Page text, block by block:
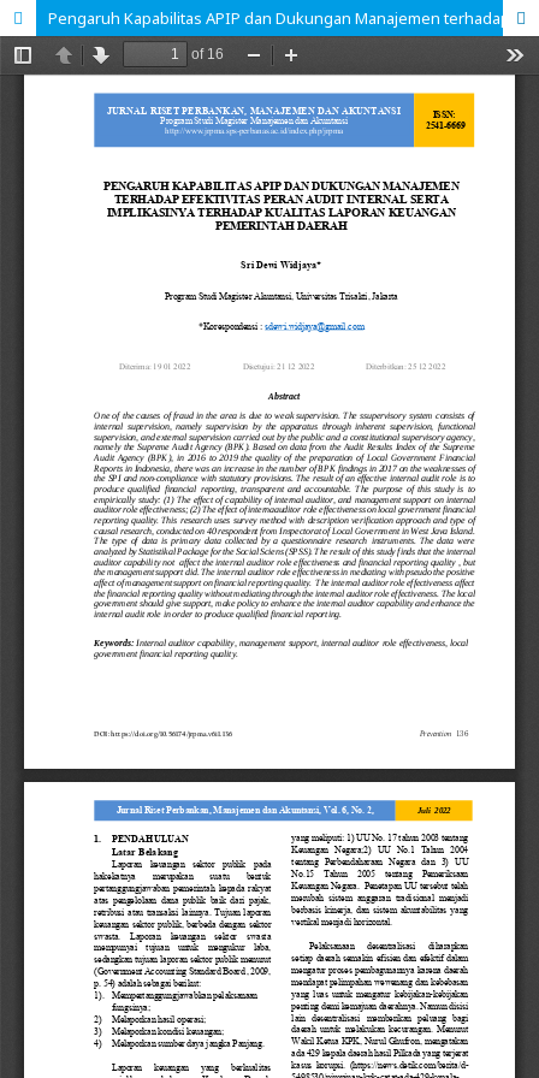
Pengaruh Kapabilitas APIP dan Dukungan Manajemen terhadap Efektivitas Peran Audit Internal serta Implikasinya terhadap Kualitas Laporan Keuangan Pemerintah Daerah